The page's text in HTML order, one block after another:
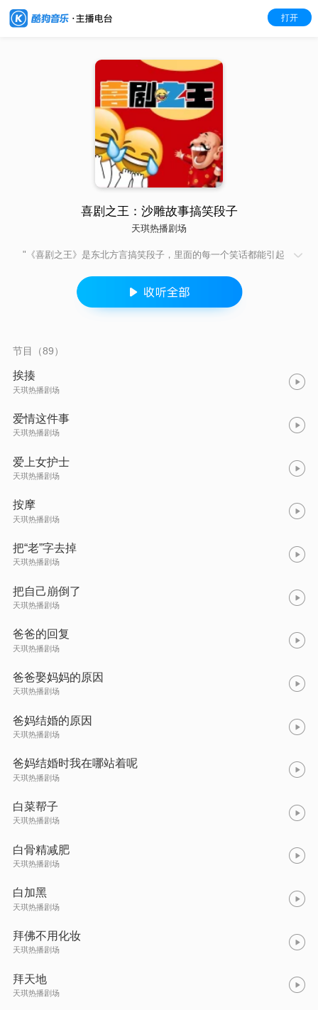
打开
喜剧之王：沙雕故事搞笑段子
天琪热播剧场
"《喜剧之王》是东北方言搞笑段子，里面的每一个笑话都能引起
你，心情还好吗？欢迎你常来我们这里停留、休憩、开怀一笑。
解压、吐槽、搞笑、幽默，自带娱乐精神。"
节目（89）
挨揍
天琪热播剧场
爱情这件事
天琪热播剧场
爱上女护士
天琪热播剧场
按摩
天琪热播剧场
把“老”字去掉
天琪热播剧场
把自己崩倒了
天琪热播剧场
爸爸的回复
天琪热播剧场
爸爸娶妈妈的原因
天琪热播剧场
爸妈结婚的原因
天琪热播剧场
爸妈结婚时我在哪站着呢
天琪热播剧场
白菜帮子
天琪热播剧场
白骨精减肥
天琪热播剧场
白加黑
天琪热播剧场
拜佛不用化妆
天琪热播剧场
拜天地
天琪热播剧场